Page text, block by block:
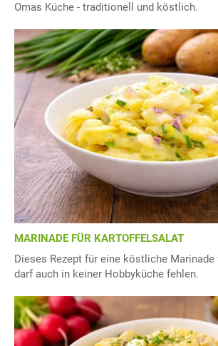
Omas Küche - traditionell und köstlich.
MARINADE FÜR KARTOFFELSALAT
Dieses Rezept für eine köstliche
darf auch in keiner Hobbyküche fehlen.